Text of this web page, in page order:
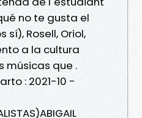
no te gusta el
sí), Rosell, Oriol,
a la cultura
músicas que .
: 2021-10 -